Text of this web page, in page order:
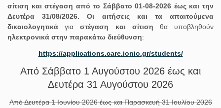
σίτιση και στέγαση από το Σάββατο 01-08-2026 έως και την
Δευτέρα 31/08/2026.
Οι αιτήσεις και τα απαιτούμενα
δικαιολογητικάγιαστέγαση και σίτιση θα υποβληθούν
ηλεκτρονικά στην παρακάτω διεύθυνση:
https://applications.care.ionio.gr/students/
Από Σάββατο 1 Αυγούστου 2026 έως και
Δευτέρα 31 Αυγούστου 2026
Από Δευτέρα 1 Ιουνίου 2026 έως και Παρασκευή 31 Ιουλίου 2026